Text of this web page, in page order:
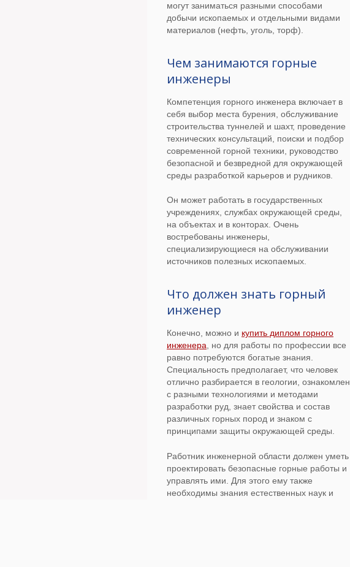
могут заниматься разными способами
добычи ископаемых и отдельными видами
материалов (нефть, уголь, торф).
Чем занимаются горные
инженеры
Компетенция горного инженера включает в
себя выбор места бурения, обслуживание
строительства туннелей и шахт, проведение
технических консультаций, поиски и подбор
современной горной техники, руководство
безопасной и безвредной для окружающей
среды разработкой карьеров и рудников.
Он может работать в государственных
учреждениях, службах окружающей среды,
на объектах и в конторах. Очень
востребованы инженеры,
специализирующиеся на обслуживании
источников полезных ископаемых.
Что должен знать горный
инженер
Конечно, можно и купить диплом горного
инженера, но для работы по профессии все
равно потребуются богатые знания.
Специальность предполагает, что человек
отлично разбирается в геологии, ознакомлен
с разными технологиями и методами
разработки руд, знает свойства и состав
различных горных пород и знаком с
принципами защиты окружающей среды.
Работник инженерной области должен уметь
проектировать безопасные горные работы и
управлять ими. Для этого ему также
необходимы знания естественных наук и